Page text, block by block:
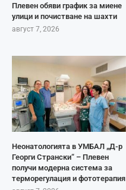
Плевен обяви график за миене
улици и почистване на шахти
август 7, 2026
Неонатологията в УМБАЛ „Д-р
Георги Странски“ – Плевен
получи модерна система за
терморегулация и фототерапия